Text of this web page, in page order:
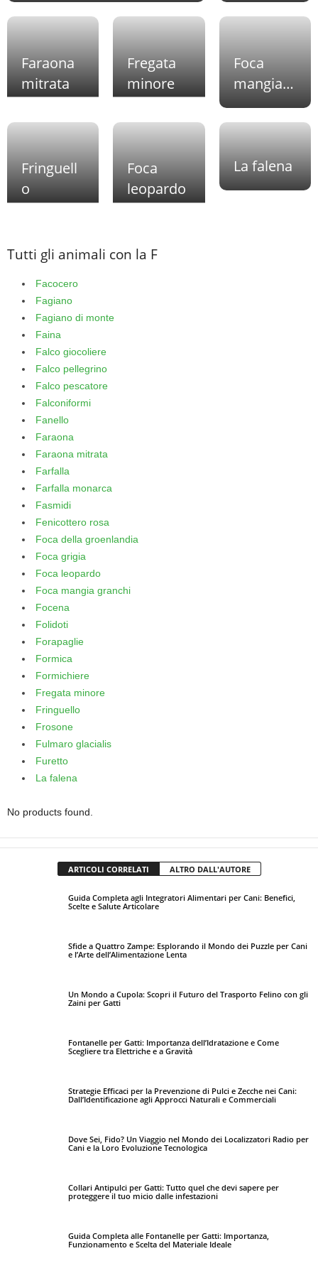
Faraona
mitrata
Fringuell
o
Fregata
minore
Foca
leopardo
Foca
mangia
granchi
La falena
Tutti gli animali con la F
Facocero
Fagiano
Fagiano di monte
Faina
Falco giocoliere
Falco pellegrino
Falco pescatore
Falconiformi
Fanello
Faraona
Faraona mitrata
Farfalla
Farfalla monarca
Fasmidi
Fenicottero rosa
Foca della groenlandia
Foca grigia
Foca leopardo
Foca mangia granchi
Focena
Folidoti
Forapaglie
Formica
Formichiere
Fregata minore
Fringuello
Frosone
Fulmaro glacialis
Furetto
La falena
No products found.
ARTICOLI CORRELATI ALTRO DALL'AUTORE
Guida Completa agli Integratori Alimentari per Cani: Benefici,
Scelte e Salute Articolare
Sfide a Quattro Zampe: Esplorando il Mondo dei Puzzle per Cani
e l’Arte dell’Alimentazione Lenta
Un Mondo a Cupola: Scopri il Futuro del Trasporto Felino con gli
Zaini per Gatti
Fontanelle per Gatti: Importanza dell’Idratazione e Come
Scegliere tra Elettriche e a Gravità
Strategie Efficaci per la Prevenzione di Pulci e Zecche nei Cani:
Dall’Identificazione agli Approcci Naturali e Commerciali
Dove Sei, Fido? Un Viaggio nel Mondo dei Localizzatori Radio per
Cani e la Loro Evoluzione Tecnologica
Collari Antipulci per Gatti: Tutto quel che devi sapere per
proteggere il tuo micio dalle infestazioni
Guida Completa alle Fontanelle per Gatti: Importanza,
Funzionamento e Scelta del Materiale Ideale